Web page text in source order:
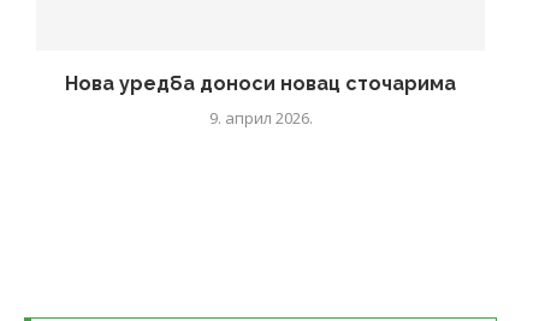
Нова уредба доноси новац сточарима
9. април 2026.